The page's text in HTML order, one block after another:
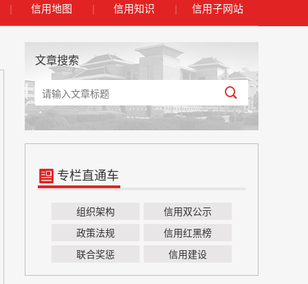
| 信用地图 | 信用知识 | 信用子网站
文章搜索
专栏直通车
组织架构
信用双公示
政策法规
信用红黑榜
联合奖惩
信用建设